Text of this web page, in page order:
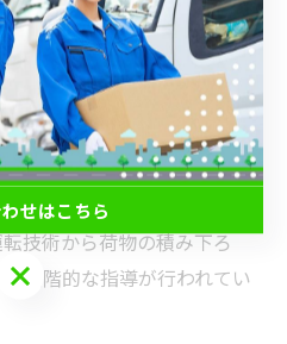
れていけるため、長期的なキ
。
心して働く方法
者向けの研修が充実してお
っかりと基礎を学ぶことが
技術から荷物の積み下ろ
段階的な指導が行われてい
せはこちら
せはこちら